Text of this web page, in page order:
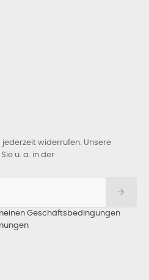
jederzeit widerrufen. Unsere
u. a. in der
Geschäftsbedingungen